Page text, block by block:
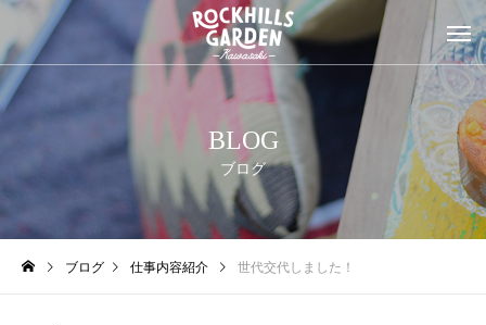
BLOG
ブログ
ブログ 仕事内容紹介 世代交代しました！